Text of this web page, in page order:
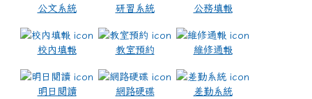
公文系統 研習系統 公務填報
校內填報 教室預約 維修通報
明日閱讀 網路硬碟 差勤系統